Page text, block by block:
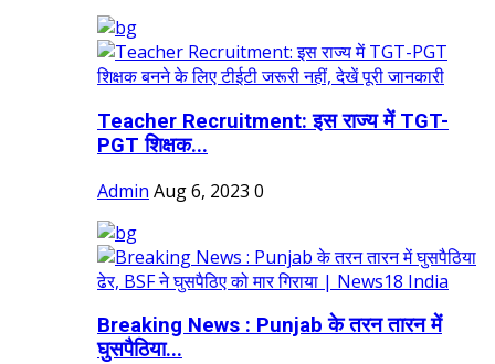
Teacher Recruitment: इस राज्य में TGT-
PGT शिक्षक...
Admin Aug 6, 2023 0
Breaking News : Punjab के तरन तारन में
घुसपैठिया...